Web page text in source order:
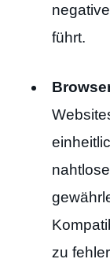
führt.
zu